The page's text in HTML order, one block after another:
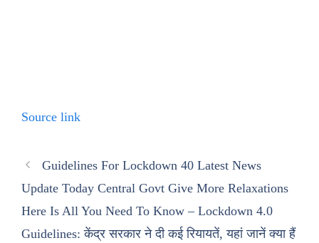
Source link
Guidelines For Lockdown 40 Latest News
Update Today Central Govt Give More Relaxations
Here Is All You Need To Know – Lockdown 4.0
Guidelines: केंद्र सरकार ने दी कई रियायतें, यहां जानें क्या हैं